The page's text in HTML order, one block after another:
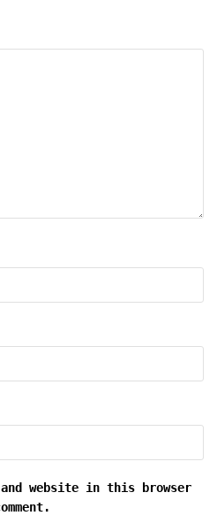
and website in this browser